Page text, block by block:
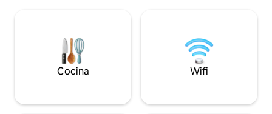
Cocina Wifi